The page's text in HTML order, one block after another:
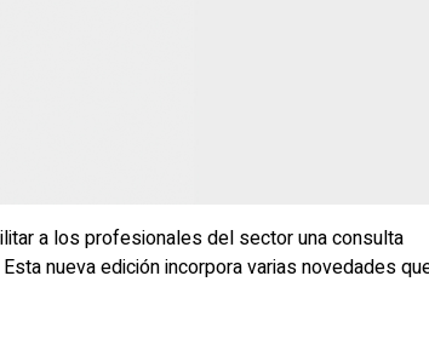
a los profesionales del sector una consulta
nueva edición incorpora varias novedades